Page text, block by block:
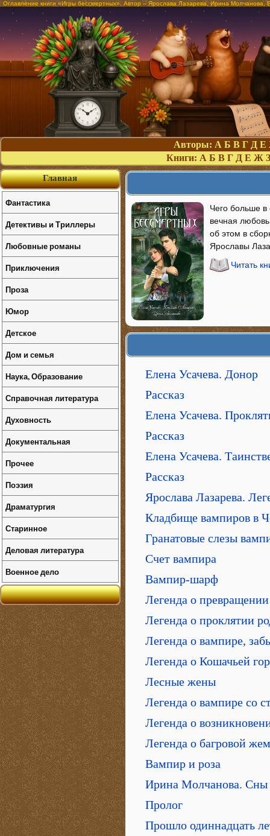
Оглавление книги «Игры бессмертных». Автор – Ярослава Лазарева, Ирина Молчанова,
Авторы: А Б В Г Д Е
Книги: А Б В Г Д Е Ж З
Чего больше в
вечная
об этом в
Ярославы
Читать
Елена Усачева. Донор
Рассказ
Елена Усачева.
Рассказ
Елена Усачева.
Рассказ
Ярослава Лазарева.
Кладбище вампиров в
Гранатовые слезы
Счет вампира
Вампир-шарф
Легенда о
Легенда о проклятии
Легенда о вампире,
Легенда о Кошачьей
Лесные жены
Легенда о вампире со
Легенда о
Легенда о багровой
Вампир и роза
Ирина Молчанова. Сны
Пролог
Прошло одиннадцать
Главная
Фантастика
Детективы и Триллеры
Любовные романы
Приключения
Проза
Юмор
Детское
Дом и семья
Наука, Образование
Справочная литература
Духовность
Документальная
Прочее
Поэзия
Драматургия
Старинное
Деловая литература
Военное дело